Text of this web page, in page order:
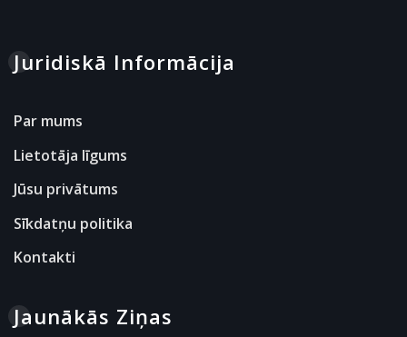
Juridiskā Informācija
Par mums
Lietotāja līgums
Jūsu privātums
Sīkdatņu politika
Kontakti
Jaunākās Ziņas